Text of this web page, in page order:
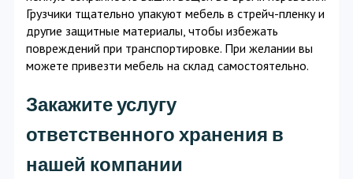
Грузчики тщательно упакуют мебель в стрейч-пленку и
другие защитные материалы, чтобы избежать
повреждений при транспортировке. При желании вы
можете привезти мебель на склад самостоятельно.
Закажите услугу
ответственного хранения в
нашей компании